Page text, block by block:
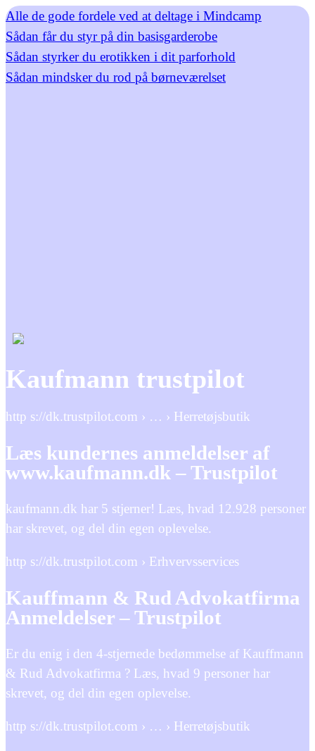
Alle de gode fordele ved at deltage i Mindcamp
Sådan får du styr på din basisgarderobe
Sådan styrker du erotikken i dit parforhold
Sådan mindsker du rod på børneværelset
Kaufmann trustpilot
http s://dk.trustpilot.com › … › Herretøjsbutik
Læs kundernes anmeldelser af
www.kaufmann.dk – Trustpilot
kaufmann.dk har 5 stjerner! Læs, hvad 12.928 personer
har skrevet, og del din egen oplevelse.
http s://dk.trustpilot.com › Erhvervsservices
Kauffmann & Rud Advokatfirma
Anmeldelser – Trustpilot
Er du enig i den 4-stjernede bedømmelse af Kauffmann
& Rud Advokatfirma ? Læs, hvad 9 personer har
skrevet, og del din egen oplevelse.
http s://dk.trustpilot.com › … › Herretøjsbutik